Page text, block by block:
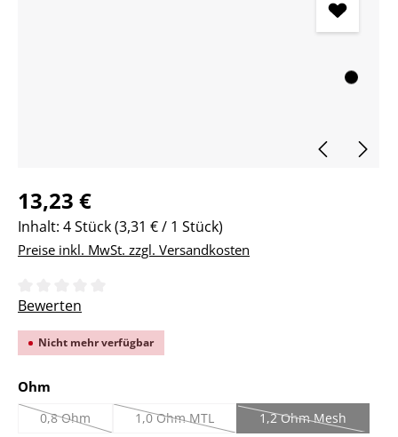
Regulärer Preis:
13,23 €
Inhalt: 4 Stück(3,31 € / 1 Stück)
Preise inkl. MwSt. zzgl. Versandkosten
Durchschnittliche Bewertung von 0 von 5 Sternen
Bewerten
Nicht mehr verfügbar
Ohm
0,8 Ohm
(Diese Option ist zurzeit nicht verfügbar.)
1,0 Ohm MTL
(Diese Option ist zurzeit nicht verfügbar.)
1,2 Ohm Mesh
(Diese Option ist